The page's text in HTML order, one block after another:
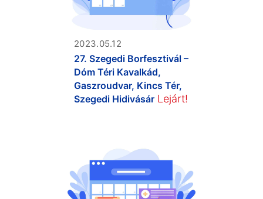
2023.05.12
27. Szegedi Borfesztivál –
Dóm Téri Kavalkád,
Gaszroudvar, Kincs Tér,
Szegedi Hidivásár Lejárt!